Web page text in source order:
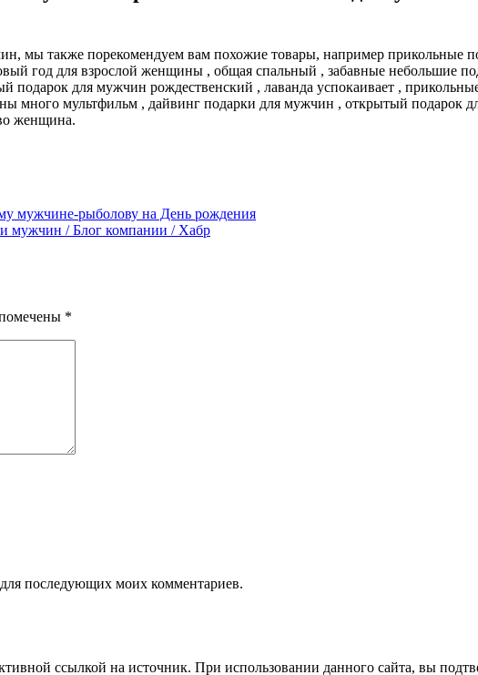
мы также порекомендуем вам похожие товары, например прикольные
год для взрослой женщины , общая спальный , забавные небольшие
для мужчин рождественский , лаванда успокаивает ,
много мультфильм , дайвинг подарки для мужчин , открытый подарок
женщина.
мужчине-рыболову на День рождения
мужчин / Блог компании / Хабр
*
последующих моих комментариев.
ссылкой на источник. При использовании данного сайта, вы